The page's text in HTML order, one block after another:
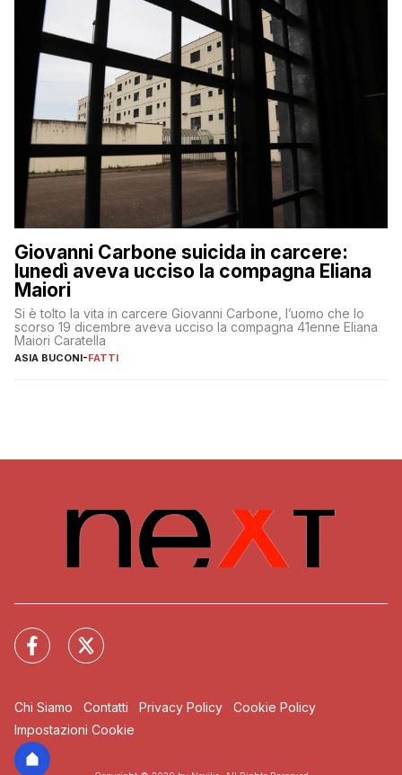
Giovanni Carbone suicida in carcere:
lunedì aveva ucciso la compagna Eliana
Maiori
Si è tolto la vita in carcere Giovanni Carbone, l’uomo che lo
scorso 19 dicembre aveva ucciso la compagna 41enne Eliana
Maiori Caratella
ASIA BUCONI-FATTI
Chi Siamo Contatti Privacy Policy
Cookie Policy
Impostazioni Cookie